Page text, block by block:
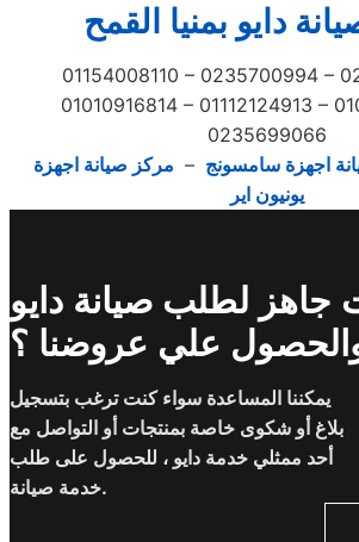
دايو بمنيا القمح
01154008110 – 0235700994 –
01010916814 – 01112124913 –
0235699066
اجهزة سامسونج – مركز صيانة اجهزة
يونيون اير
جاهز لطلب صيانة دايو
علي عروضنا ؟
يمكننا المساعدة سواء كنت ترغب بتسجيل
بلاغ أو شكوى خاصة بمنتجات أو التواصل مع
أحد ممثلي خدمة دايو ، للحصول على طلب
خدمة صيانة.